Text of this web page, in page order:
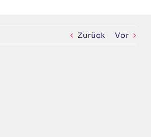
Zurück Vor